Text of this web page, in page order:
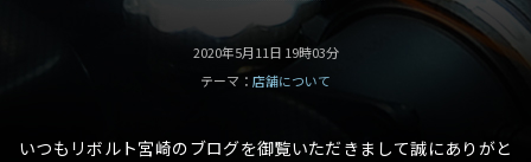
2020年5月11日 19時03分
テーマ： 店舗について
いつもリボルト宮崎のブログを御覧いただきまして誠にありがと